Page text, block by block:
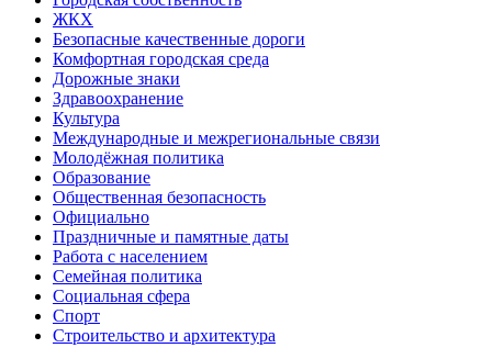
ЖКХ
Безопасные качественные дороги
Комфортная городская среда
Дорожные знаки
Здравоохранение
Культура
Международные и межрегиональные связи
Молодёжная политика
Образование
Общественная безопасность
Официально
Праздничные и памятные даты
Работа с населением
Семейная политика
Социальная сфера
Спорт
Строительство и архитектура